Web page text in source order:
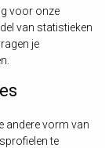
voor onze
van statistieken
je
andere vorm van
te